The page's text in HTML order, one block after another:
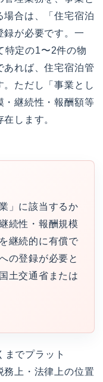
場合は、「住宅宿泊
録が必要です。一
特定の1〜2件の物
あれば、住宅宿泊管
ただし「事業とし
・継続性・報酬額等
します。
」に該当するか
続性・報酬規模
継続的に有償で
の登録が必要と
土交通省または
までプラット
務上・法律上の位置